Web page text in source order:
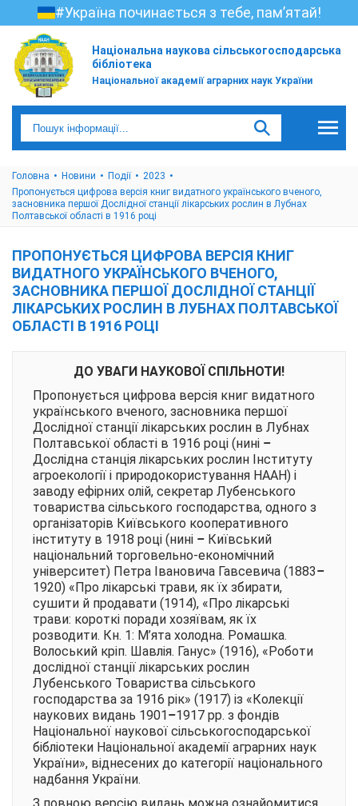
#Україна починається з тебе, пам’ятай!
Національна наукова сільськогосподарська
бібліотека
Національної академії аграрних наук України
Головна Новини Події
2023
Пропонується цифрова версія книг видатного українського вченого,
засновника першої Дослідної станції лікарських рослин в Лубнах
Полтавської області в 1916 році
ПРОПОНУЄТЬСЯ ЦИФРОВА ВЕРСІЯ КНИГ
ВИДАТНОГО УКРАЇНСЬКОГО ВЧЕНОГО,
ЗАСНОВНИКА ПЕРШОЇ ДОСЛІДНОЇ СТАНЦІЇ
ЛІКАРСЬКИХ РОСЛИН В ЛУБНАХ ПОЛТАВСЬКОЇ
ОБЛАСТІ В 1916 РОЦІ
ДО УВАГИ НАУКОВОЇ СПІЛЬНОТИ!
Пропонується цифрова версія книг видатного
українського вченого, засновника першої
Дослідної станції лікарських рослин в Лубнах
Полтавської області в 1916 році (нині –
Дослідна станція лікарських рослин Інституту
агроекології і природокористування НААН) і
заводу ефірних олій, секретар Лубенського
товариства сільського господарства, одного з
організаторів Київського кооперативного
інституту в 1918 році (нині – Київський
національний торговельно-економічний
університет) Петра Івановича Гавсевича (1883–
1920) «Про лікарські трави, як їх збирати,
сушити й продавати (1914), «Про лікарські
трави: короткі поради хозяївам, як їх
розводити. Кн. 1: М’ята холодна. Ромашка.
Волоський кріп. Шавлія. Ганус» (1916), «Роботи
дослідної станції лікарських рослин
Лубенського Товариства сільського
господарства за 1916 рік» (1917) із «Колекції
наукових видань 1901–1917 рр. з фондів
Національної наукової сільськогосподарської
бібліотеки Національної академії аграрних наук
України», віднесених до категорії національного
надбання України.